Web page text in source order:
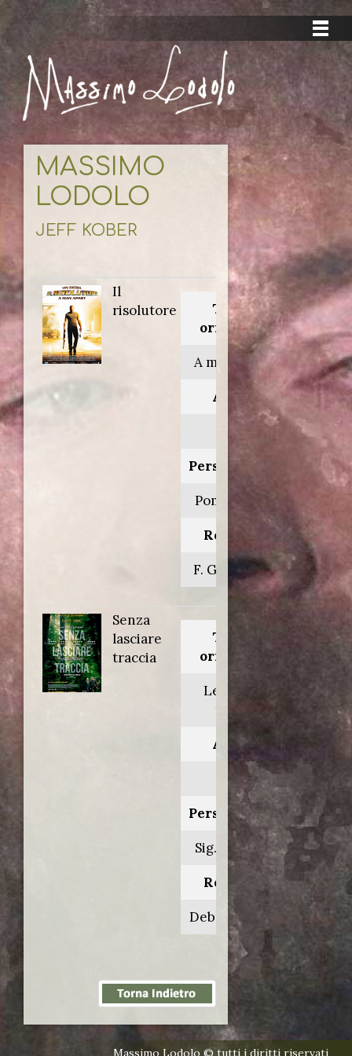
MASSIMO
LODOLO
JEFF KOBER
Il
risolutore
Titolo
originale:
A man apart
Anno:
Personaggio:
Pomona Joe
Regia di:
F. Gary Gray
Senza
lasciare
traccia
Titolo
originale:
Leave no
trace
Anno:
2018
Personaggio:
Sig. Walters
Regia di:
Debra Granik
Massimo Lodolo © tutti i diritti riservati